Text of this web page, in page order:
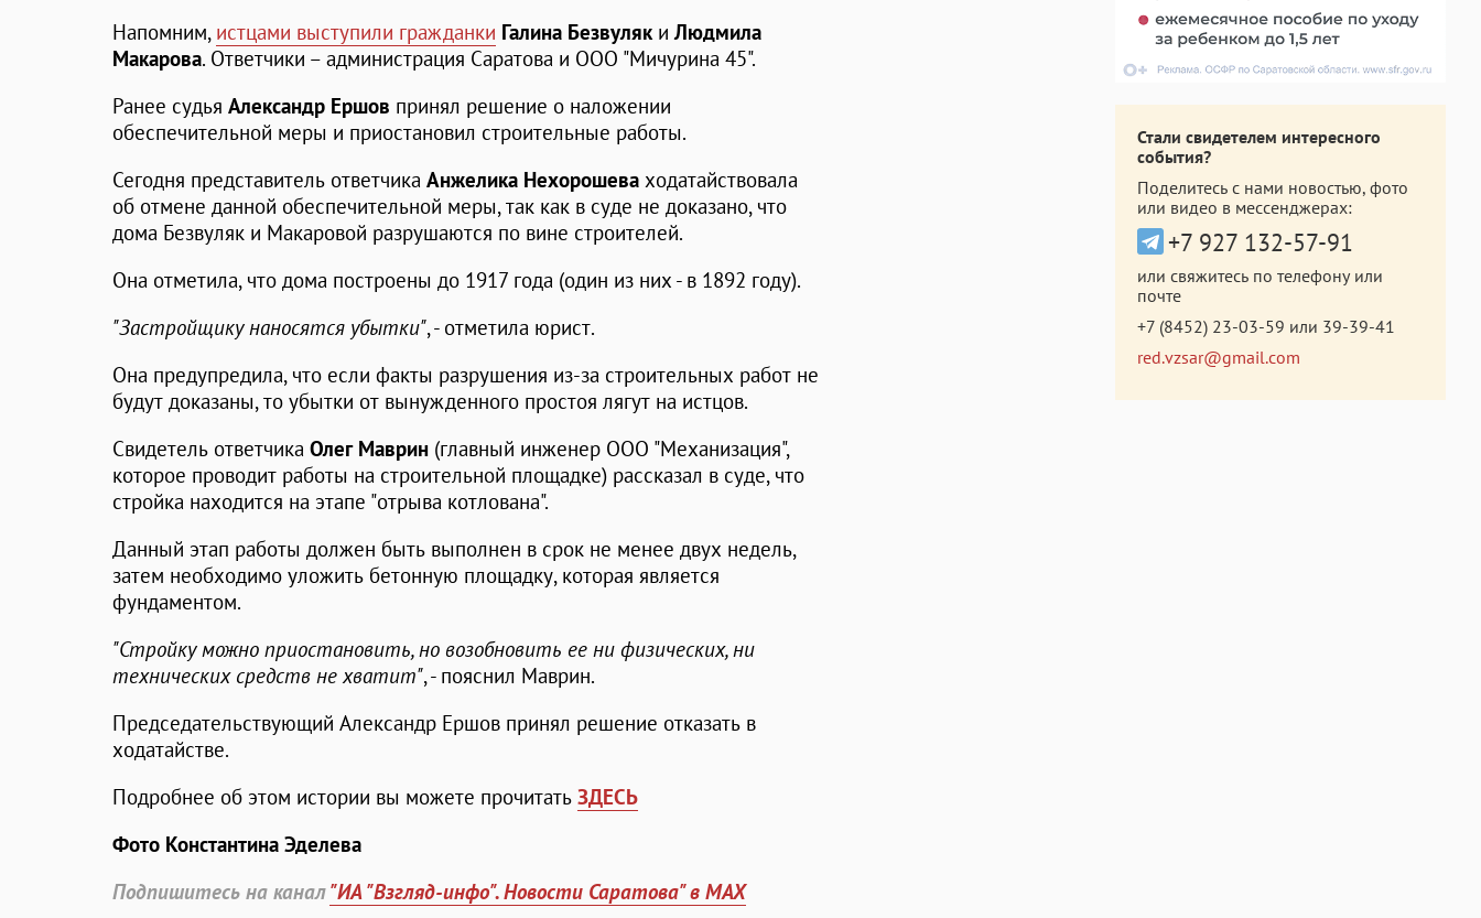
Напомним, истцами выступили гражданки Галина БезвулякиЛюдмила
Макарова. Ответчики – администрация Саратова и ООО "Мичурина 45".
Ранее судья Александр Ершов принял решение о наложении
обеспечительной меры и приостановил строительные работы.
Сегодня представитель ответчика Анжелика Нехорошева ходатайствовала
об отмене данной обеспечительной меры, так как в суде не доказано, что
дома Безвуляк и Макаровой разрушаются по вине строителей.
Она отметила, что дома построены до 1917 года (один из них - в 1892 году).
"Застройщику наносятся убытки", - отметила юрист.
Она предупредила, что если факты разрушения из-за строительных работ не
будут доказаны, то убытки от вынужденного простоя лягут на истцов.
Свидетель ответчика Олег Маврин (главный инженер ООО "Механизация",
которое проводит работы на строительной площадке) рассказал в суде, что
стройка находится на этапе "отрыва котлована".
Данный этап работы должен быть выполнен в срок не менее двух недель,
затем необходимо уложить бетонную площадку, которая является
фундаментом.
"Стройку можно приостановить, но возобновить ее ни физических, ни
технических средств не хватит", - пояснил Маврин.
Председательствующий Александр Ершов принял решение отказать в
ходатайстве.
Подробнее об этом истории вы можете прочитать ЗДЕСЬ
Фото Константина Эделева
Подпишитесь на канал"ИА "Взгляд-инфо". Новости Саратова" в MAX
Стали свидетелем интересного
события?
Поделитесь с нами новостью, фото
или видео в мессенджерах:
+7 927 132-57-91
или свяжитесь по телефону или
почте
+7 (8452) 23-03-59 или 39-39-41
red.vzsar@gmail.com